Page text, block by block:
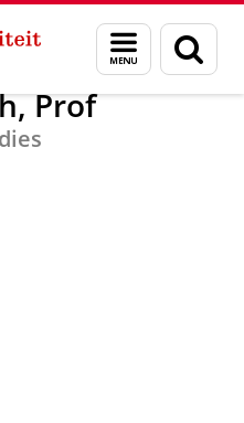
Menu
en
zoeken
Hanich, Prof
Prof